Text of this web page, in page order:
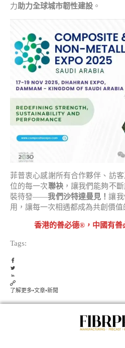
力助力全球城市韌性建設 。
菲普衷心感謝所有合作夥伴、訪
位的每一次聯袂，讓我們能夠不
裝待發——我們沙特達曼見！讓
用，讓每一次相遇都成為共創價值
香港的善必德®，中國有善
Tags:
了解更多•文章•新聞